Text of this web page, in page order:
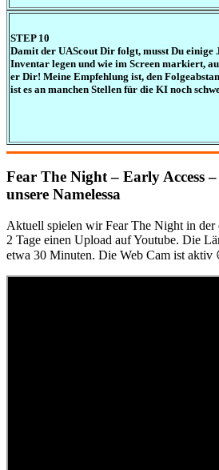
STEP 10
Damit der UAScout Dir folgt, musst Du einige
Inventar legen und wie im Screen markiert,
er Dir! Meine Empfehlung ist, den
ist es an manchen Stellen für die KI noch
Fear The Night – Early Access
unsere Namelessa
Aktuell spielen wir Fear The Night in der
2 Tage einen Upload auf Youtube. Die
etwa 30 Minuten. Die Web Cam ist aktiv